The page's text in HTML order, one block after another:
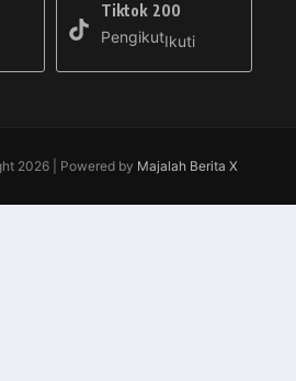
Tiktok 200
PengikutIkuti
2026 | Powered by Majalah Berita X